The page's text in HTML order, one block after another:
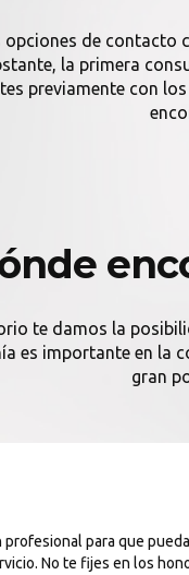
opciones de contacto
la primera
previamente con
te damos la
es importante en la
gran
para que
No te fijes en los